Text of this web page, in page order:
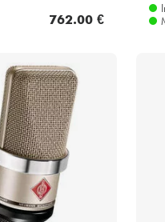
762.00 €